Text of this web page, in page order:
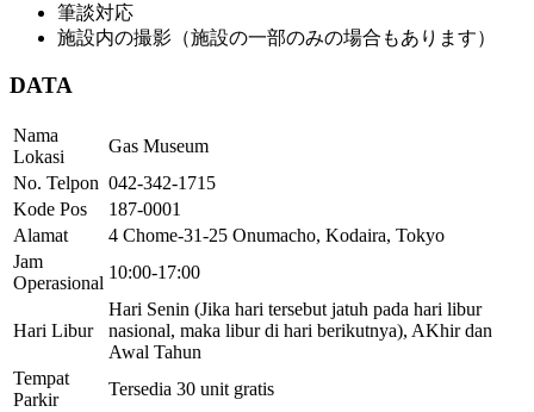
筆談対応
施設内の撮影（施設の一部のみの場合もあります）
DATA
Nama
Lokasi
Gas Museum
No. Telpon 042-342-1715
Kode Pos
187-0001
Alamat
4 Chome-31-25 Onumacho, Kodaira, Tokyo
Jam
Operasional
10:00-17:00
Hari Libur
Hari Senin (Jika hari tersebut jatuh pada hari libur
nasional, maka libur di hari berikutnya), AKhir dan
Awal Tahun
Tempat
Parkir
Tersedia 30 unit gratis